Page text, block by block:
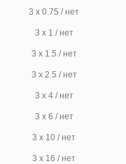
3 х 0.75 / нет
3 х 1 / нет
3 х 1.5 / нет
3 х 2.5 / нет
3 х 4 / нет
3 х 6 / нет
3 х 10 / нет
3 х 16 / нет